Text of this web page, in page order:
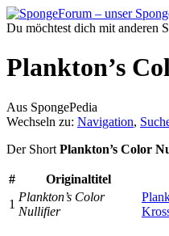
Du möchtest dich mit anderen
Plankton’s
Aus SpongePedia
Wechseln zu: Navigation,
Der Short Plankton’s Color
# Originaltitel
1
Plankton’s Color
Nullifier